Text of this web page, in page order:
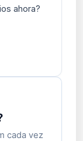
ahora?
cada vez